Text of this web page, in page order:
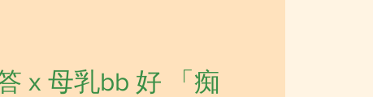
x 母乳bb 好 「痴